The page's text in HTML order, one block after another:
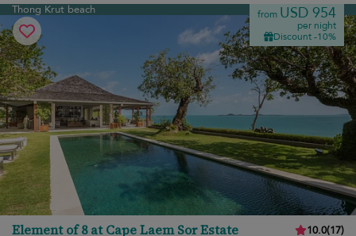
Thong Krut beach from USD 954
per night
Discount -10%
Element of 8 at Cape Laem Sor Estate 10.0(17)